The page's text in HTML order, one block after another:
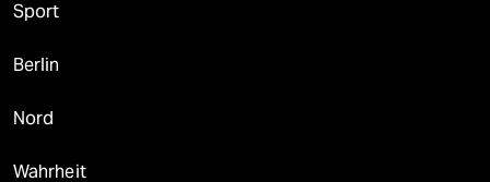
Sport
Berlin
Nord
Wahrheit